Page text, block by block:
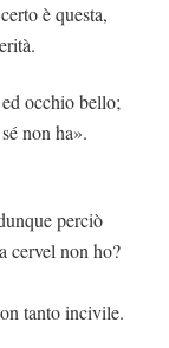
è questa,
occhio bello;
non ha».
perciò
cervel non ho?
tanto incivile.